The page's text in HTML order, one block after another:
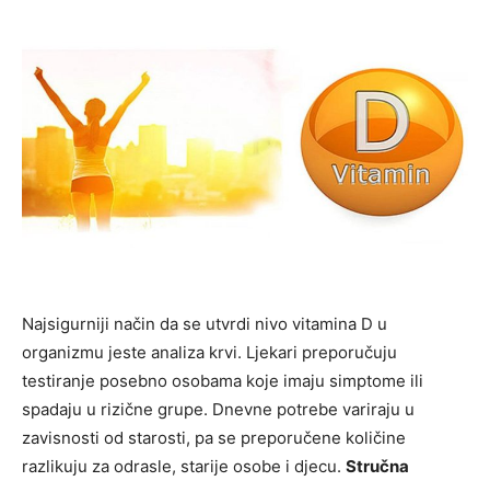
Najsigurniji način da se utvrdi nivo vitamina D u
organizmu jeste analiza krvi. Ljekari preporučuju
testiranje posebno osobama koje imaju simptome ili
spadaju u rizične grupe. Dnevne potrebe variraju u
zavisnosti od starosti, pa se preporučene količine
razlikuju za odrasle, starije osobe i djecu. Stručna